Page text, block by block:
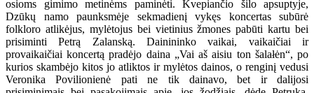
osioms gimimo metinėms paminėti. Kvepiančio šilo apsuptyje,
Dzūkų namo paunksmėje sekmadienį vykęs koncertas subūrė
folkloro atlikėjus, mylėtojus bei vietinius žmones pabūti kartu bei
prisiminti Petrą Zalanską. Dainininko vaikai, vaikaičiai ir
provaikaičiai koncertą pradėjo daina „Vai aš aisiu ton šalałėn“, po
kurios skambėjo kitos jo atliktos ir mylėtos dainos, o renginį vedusi
Veronika Povilionienė pati ne tik dainavo, bet ir dalijosi